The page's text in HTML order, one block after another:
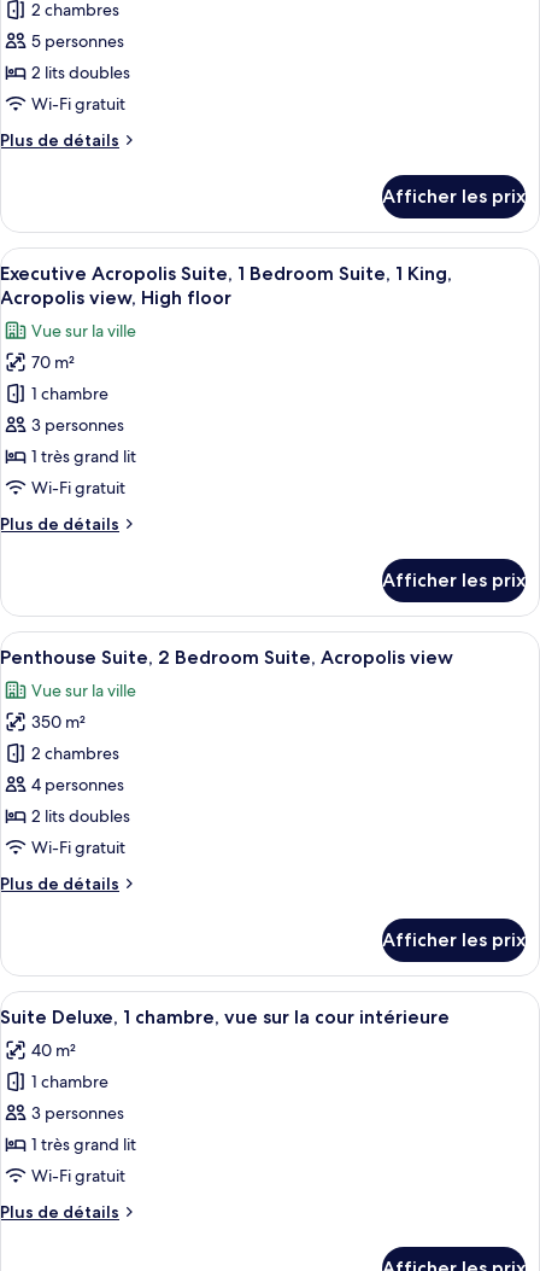
floor
view,
High
floor
pour
ce
type
de
chambre :
Grand
2
Bedroom
Suite,
City
view
2 chambres
5 personnes
2 lits doubles
Wi-Fi gratuit
Plus de détails
Plus
Grand
Deluxe
Suite,
2
Bedroom
Suite,
City
view
Afficher les prix
Afficher
toutes
les
photos
pour
ce
type
de
chambre :
Acropolis
Bedroom
Suite,
1
King,
Acropolis
view,
High
floor
Un salon élégant, avec un canapé,
9
Executive Acropolis Suite, 1 Bedroom Suite, 1 King,
Acropolis view, High floor
Vue sur la ville
70 m²
1 chambre
3 personnes
1 très grand lit
Wi-Fi gratuit
Plus de détails
Plus
Executive
Acropolis
Suite,
Bedroom
Suite,
King,
Acropolis
view,
High
floor
Afficher les prix
Afficher
toutes
les
photos
pour
ce
type
de
chambre :
Penthouse
Bedroom
Suite,
Acropolis
view
Un salon élégant, doté de deux
13
Penthouse Suite, 2 Bedroom Suite, Acropolis view
Vue sur la ville
350 m²
2 chambres
4 personnes
2 lits doubles
Wi-Fi gratuit
Plus de détails
Plus
Penthouse
Suite,
2
Suite,
Acropolis
Afficher les prix
Afficher
toutes
les
photos
pour
ce
type
chambre :
Une chambre d’hôtel avec un
7
Suite Deluxe, 1 chambre, vue sur la cour intérieure
40 m²
1 chambre
3 personnes
1 très grand lit
Wi-Fi gratuit
Plus de détails
Plus